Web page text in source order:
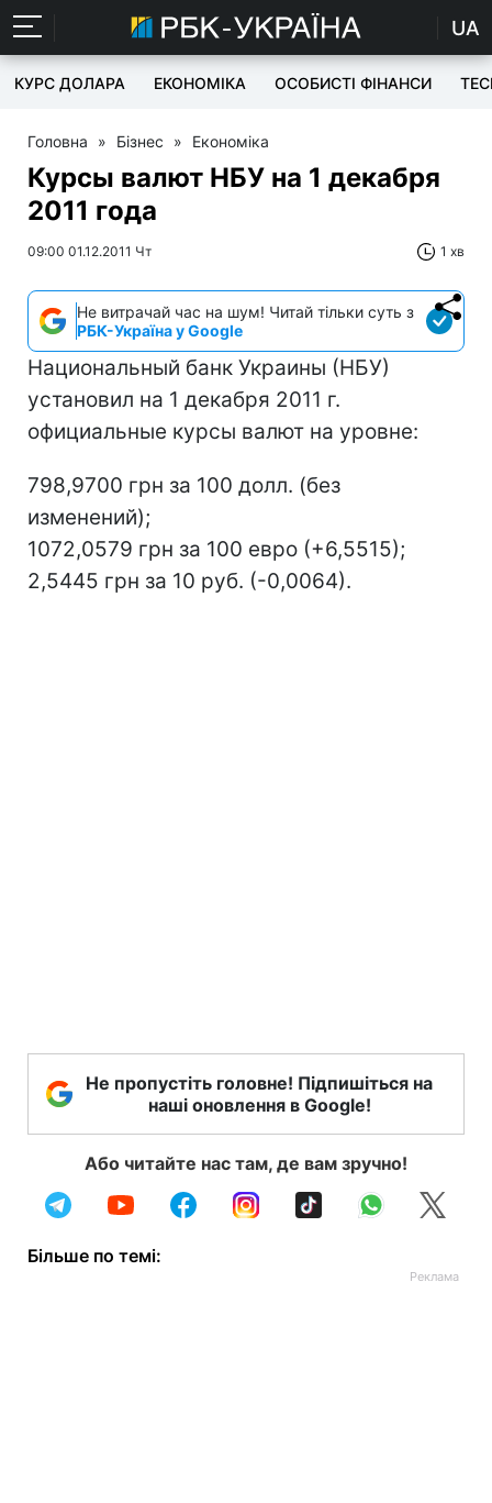
UA
КУРС ДОЛАРА ЕКОНОМІКА ОСОБИСТІ ФІНАНСИ
Головна » Бізнес » Економіка
Курсы валют НБУ на 1 декабря
2011 года
09:00 01.12.2011 Чт 1 хв
Не витрачай час на шум! Читай тільки суть з
РБК-Україна у Google
Национальный банк Украины (НБУ)
установил на 1 декабря 2011 г.
официальные курсы валют на уровне:
798,9700 грн за 100 долл. (без
изменений);
1072,0579 грн за 100 евро (+6,5515);
2,5445 грн за 10 руб. (-0,0064).
Не пропустіть головне! Підпишіться на
наші оновлення в Google!
Або читайте нас там, де вам зручно!
Більше по темі: